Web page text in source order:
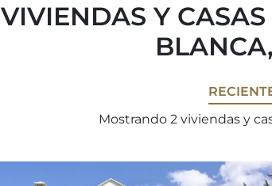
VIVIENDAS Y
Mostrando 2 viviendas y